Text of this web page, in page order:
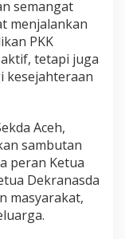
semangat
menjalankan
PKK
tetapi juga
kesejahteraan
Aceh,
sambutan
peran Ketua
Dekranasda
masyarakat,